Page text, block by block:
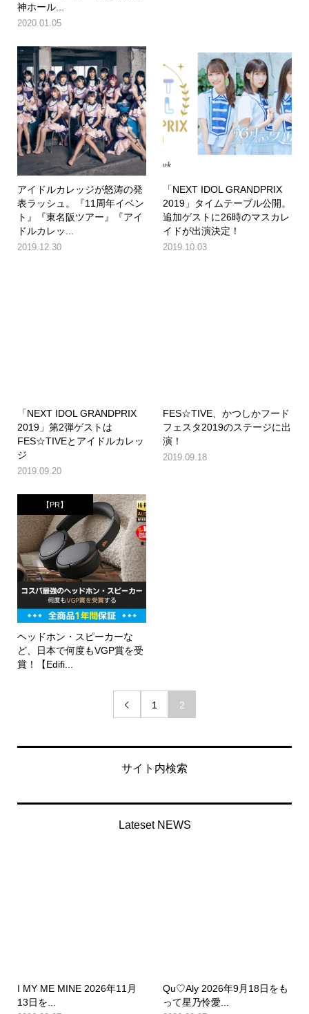
神ホール...
2020.01.05
アイドルカレッジが怒涛の発
表ラッシュ。『11周年イベン
ト』『東名阪ツアー』『アイ
ドルカレッ...
2019.12.30
「NEXT IDOL GRANDPRIX
2019」タイムテーブル公開。
追加ゲストに26時のマスカレ
イドが出演決定！
2019.10.03
「NEXT IDOL GRANDPRIX
2019」第2弾ゲストは
FES☆TIVEとアイドルカレッ
ジ
2019.09.20
FES☆TIVE、かつしかフード
フェスタ2019のステージに出
演！
2019.09.18
【PR】
ヘッドホン・スピーカーな
ど、日本で何度もVGP賞を受
賞！【Edifi...
 1 2
サイト内検索
Lateset NEWS
I MY ME MINE 2026年11月
13日を...
Qu♡Aly 2026年9月18日をも
って星乃怜愛...